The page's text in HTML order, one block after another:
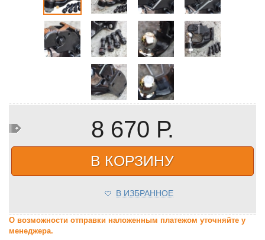
8 670 Р.
В КОРЗИНУ
В ИЗБРАННОЕ
О возможности отправки наложенным платежом уточняйте у
менеджера.